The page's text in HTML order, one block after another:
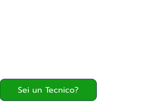
Sei un Tecnico?